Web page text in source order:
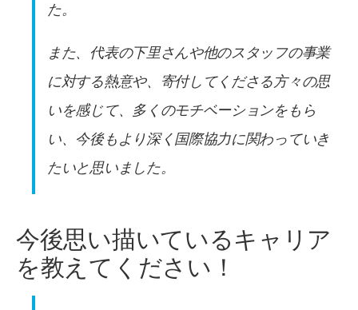
た。
また、代表の下里さんや他のスタッフの事業
に対する熱意や、寄付してくださる方々の思
いを感じて、多くのモチベーションをもら
い、今後もより深く国際協力に関わっていき
たいと思いました。
今後思い描いているキャリア
を教えてください！